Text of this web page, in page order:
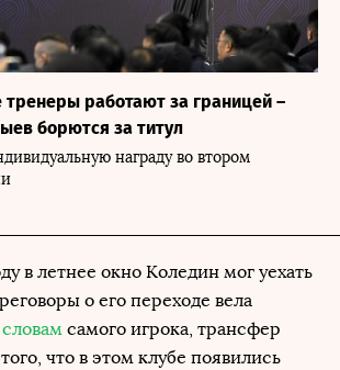
тренеры работают за границей –
борются за титул
награду во втором
в летнее окно Коледин мог уехать
о его переходе вела
словам самого игрока, трансфер
что в этом клубе появились